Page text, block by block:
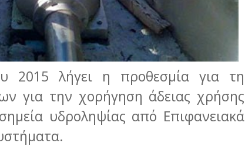
2015 λήγει η προθεσμία για τη
για την χορήγηση άδειας χρήσης
υδροληψίας από Επιφανειακά